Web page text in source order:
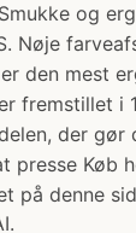
og
Nøje
den mest
fremstillet i
der gør
presse Køb
på denne